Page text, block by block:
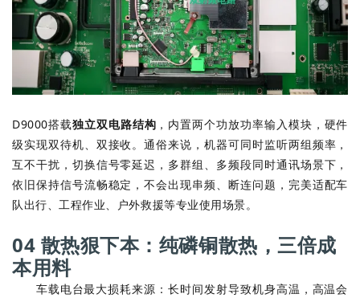
D9000搭载独立双电路结构 ，内置两个功放功率输入模块，硬件
级实现双待机、双接收。通俗来说，机器可同时监听两组频率，
互不干扰，切换信号零延迟，多群组、多频段同时通讯场景下，
依旧保持信号流畅稳定，不会出现串频、断连问题，完美适配车
队出行、工程作业、户外救援等专业使用场景。
04 散热狠下本：纯磷铜散热，三倍成
本用料
车载电台最大损耗来源：长时间发射导致机身高温，高温会